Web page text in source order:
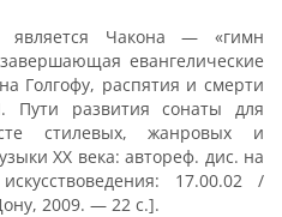
является Чакона — «гимн
евангелические
Голгофу, распятия и смерти
Пути развития сонаты для
стилевых, жанровых и
ХХ века: автореф. дис. на
17.00.02 /
2009. — 22 с.].